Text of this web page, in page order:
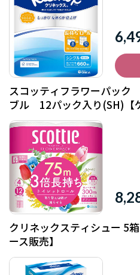
スコッティフラワーパッ
ブル 12パック入り(SH)【
ーパー
クリネックスティシュー 5
ース販売】